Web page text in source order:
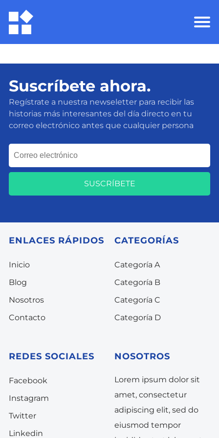
Suscríbete ahora.
Regístrate a nuestra newseletter para recibir las
historias más interesantes del día directo en tu
correo electrónico antes que cualquier persona
SUSCRÍBETE
ENLACES RÁPIDOS
Inicio
Blog
Nosotros
Contacto
CATEGORÍAS
Categoría A
Categoría B
Categoría C
Categoría D
REDES SOCIALES
Facebook
Instagram
Twitter
Linkedin
NOSOTROS
Lorem ipsum dolor sit
amet, consectetur
adipiscing elit, sed do
eiusmod tempor